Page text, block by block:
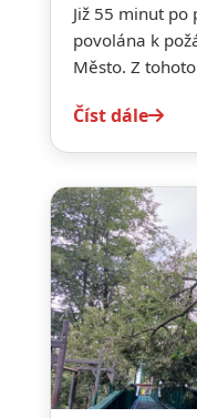
Již 55 minut
povolána k
Město. Z
Číst dále